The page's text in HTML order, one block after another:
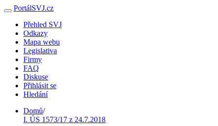
PortálSVJ.cz
Přehled SVJ
Odkazy
Mapa webu
Legislativa
Firmy
FAQ
Diskuse
Přihlásit se
Hledání
Domů/
I. ÚS 1573/17 z 24.7.2018